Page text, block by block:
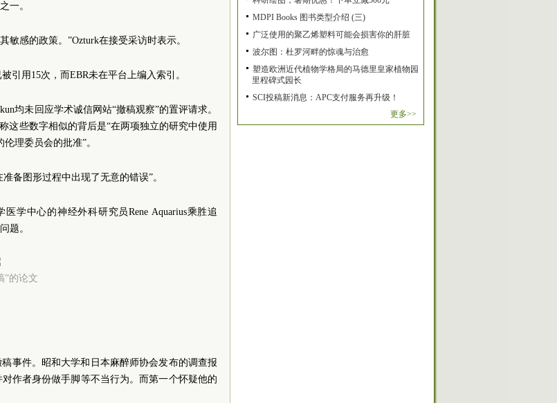
一。
感的政策。”Ozturk在接受采访时表示。
引用15次，而EBR未在平台上编入索引。
均未回应学术诚信网站“撤稿观察”的置评请求。
这些数字相似的背后是“在两项独立的研究中使用
理委员会的批准”。
备图形过程中出现了无意的错误”。
学中心的神经外科研究员Rene Aquarius乘胜追
题。
”的论文
事件。昭和大学和日本麻醉师协会发布的调查报
作者身份做手脚等不当行为。而第一个怀疑他的
MDPI Books 图书类型介绍 (三)
广泛使用的聚乙烯塑料可能会损害你的肝脏
波尔图：杜罗河畔的惊魂与治愈
塑造欧洲近代植物学格局的马德里皇家植物园
里程碑式园长
SCI投稿新消息：APC支付服务再升级！
更多>>